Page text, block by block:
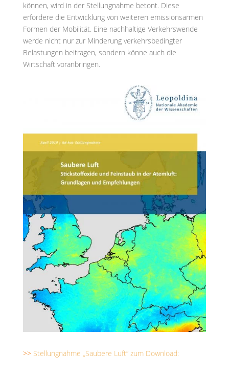
können, wird in der Stellungnahme betont. Diese
erfordere die Entwicklung von weiteren emissionsarmen
Formen der Mobilität. Eine nachhaltige Verkehrswende
werde nicht nur zur Minderung verkehrsbedingter
Belastungen beitragen, sondern könne auch die
Wirtschaft voranbringen.
>> Stellungnahme „Saubere Luft“ zum Download: